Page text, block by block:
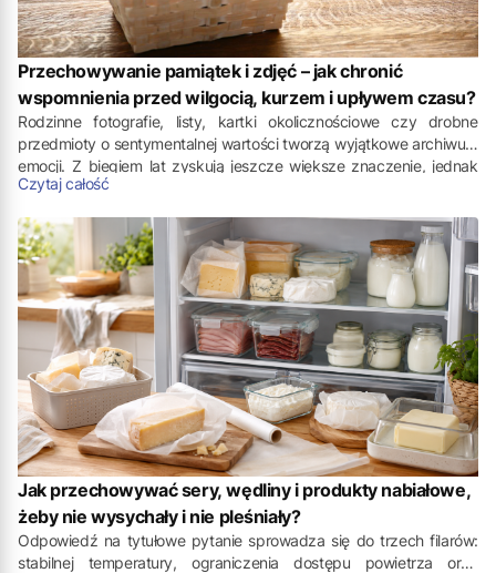
Przechowywanie pamiątek i zdjęć – jak chronić
wspomnienia przed wilgocią, kurzem i upływem czasu?
Rodzinne fotografie, listy, kartki okolicznościowe czy drobne
przedmioty o sentymentalnej wartości tworzą wyjątkowe archiwum
emocji. Z biegiem lat zyskują jeszcze większe znaczenie, jednak
papier, odbitki fotograficzne i delikatne materiały są szczególnie
nieodpowiednie warunki mogą prowadzić do ich zniszczenia.
Warto więc wiedzieć, jak przechowywać stare zdjęcia, dokumenty i
pamiątki, aby zachowały swój wygląd przez długie lata.
Czytaj całość
Jak przechowywać sery, wędliny i produkty nabiałowe,
żeby nie wysychały i nie pleśniały?
Odpowiedź na tytułowe pytanie sprowadza się do trzech filarów:
stabilnej temperatury, ograniczenia dostępu powietrza oraz